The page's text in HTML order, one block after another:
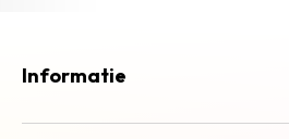
Informatie